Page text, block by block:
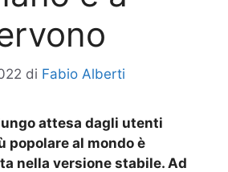
di Fabio Alberti
attesa dagli utenti
popolare al mondo è
nella versione stabile. Ad